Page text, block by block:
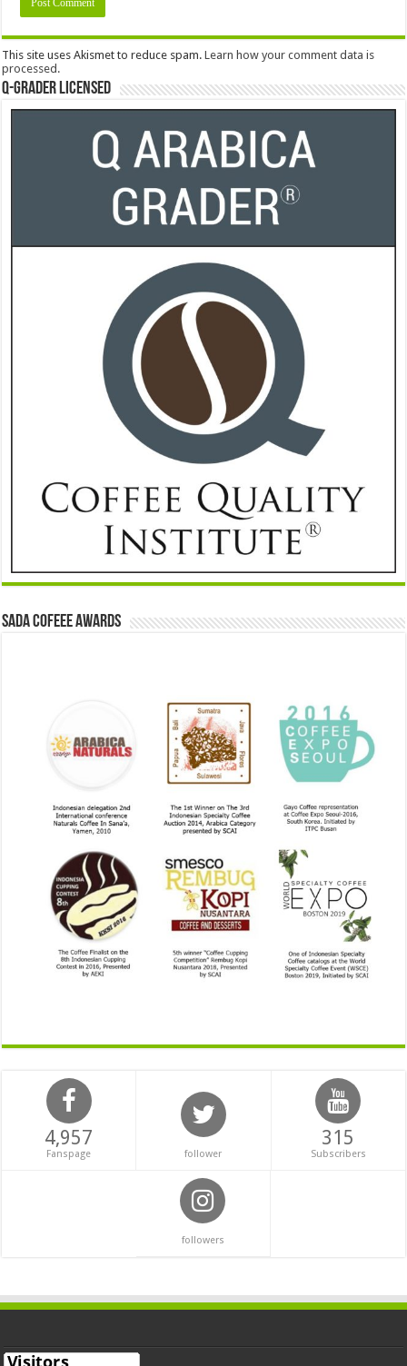
This site uses Akismet to reduce spam.Learn how your comment data is
processed.
Q-Grader Licensed
Sada Cofeee Awards
4,957
Fanspage follower
315
Subscribers
followers